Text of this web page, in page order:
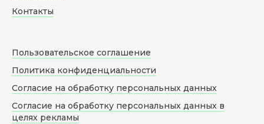
Контакты
Пользовательское соглашение
Политика конфиденциальности
Согласие на обработку персональных данных
Согласие на обработку персональных данных в
целях рекламы